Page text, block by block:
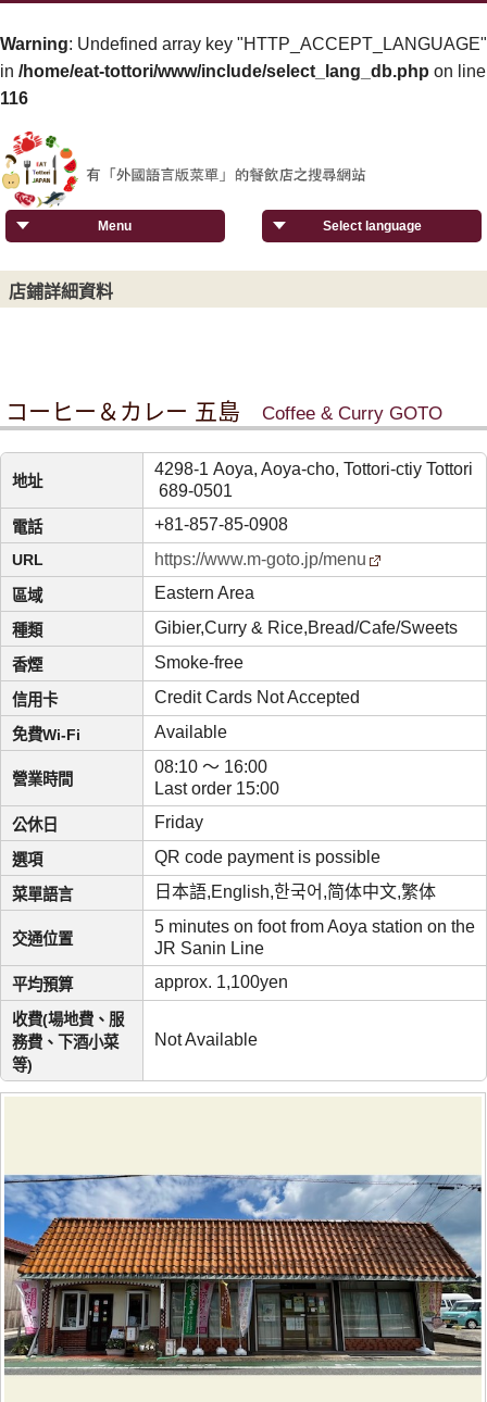
Warning: Undefined array key "HTTP_ACCEPT_LANGUAGE"
in /home/eat-tottori/www/include/select_lang_db.php on line
116
Select language
Menu
店鋪詳細資料
コーヒー＆カレー 五島 Coffee & Curry GOTO
地址
4298-1 Aoya, Aoya-cho, Tottori-ctiy Tottori
689-0501
電話 +81-857-85-0908
URL https://www.m-goto.jp/menu
區域 Eastern Area
種類 Gibier,Curry & Rice,Bread/Cafe/Sweets
香煙 Smoke-free
信用卡 Credit Cards Not Accepted
免費Wi-Fi Available
營業時間
08:10 ～ 16:00
Last order 15:00
公休日 Friday
選項 QR code payment is possible
菜單語言 日本語,English,한국어,简体中文,繁体
交通位置
5 minutes on foot from Aoya station on the
JR Sanin Line
平均預算 approx. 1,100yen
收費(場地費、服
務費、下酒小菜
等)
Not Available